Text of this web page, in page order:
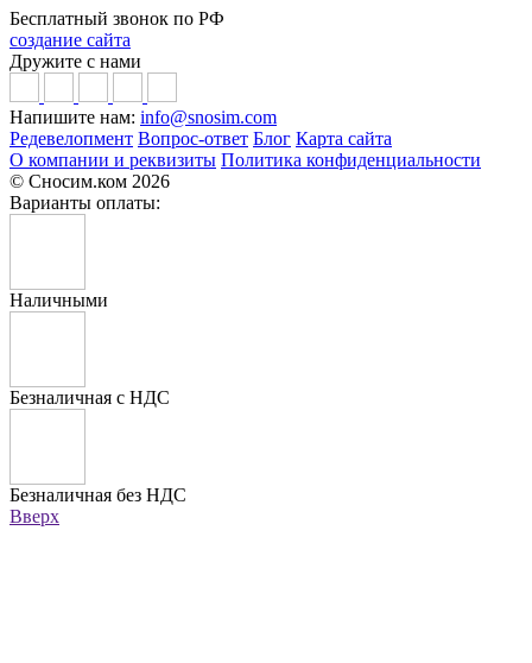
Бесплатный звонок по РФ
создание сайта
Дружите с нами
Напишите нам: info@snosim.com
Редевелопмент Вопрос-ответ Блог Карта сайта
О компании и реквизиты Политика конфиденциальности
© Сносим.ком 2026
Варианты оплаты:
Наличными
Безналичная с НДС
Безналичная без НДС
Вверх